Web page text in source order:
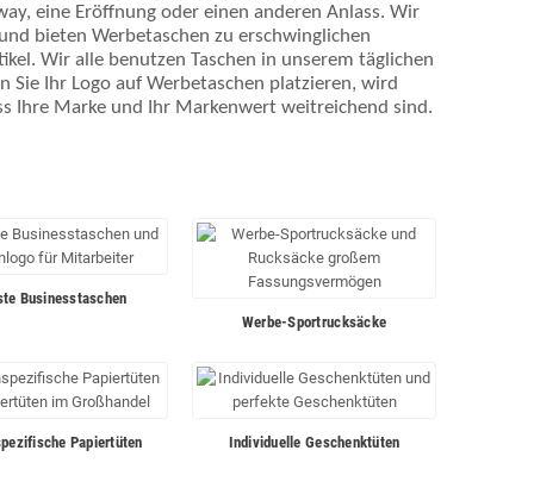
eine Eröffnung oder einen anderen Anlass. Wir
bieten Werbetaschen zu erschwinglichen
Wir alle benutzen Taschen in unserem täglichen
Sie Ihr Logo auf Werbetaschen platzieren, wird
Ihre Marke und Ihr Markenwert weitreichend sind.
Businesstaschen
Werbe-Sportrucksäcke
Papiertüten Individuelle Geschenktüten